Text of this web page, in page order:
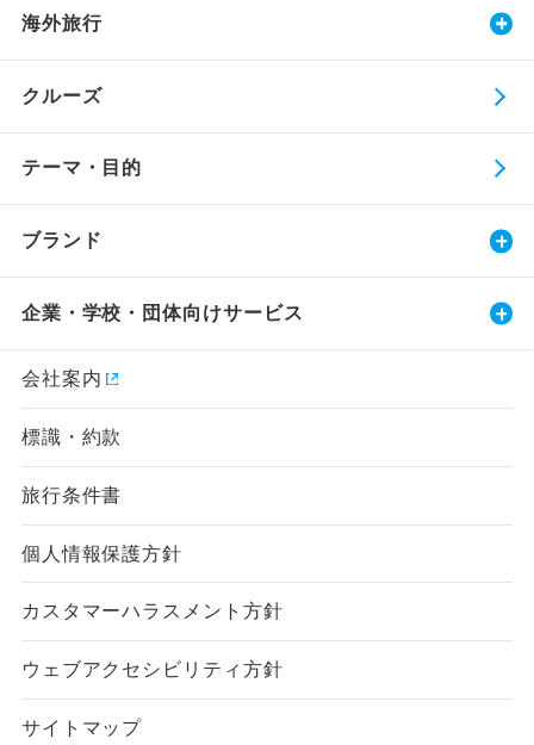
海外旅行
クルーズ
テーマ・目的
ブランド
企業・学校・団体向けサービス
会社案内
標識・約款
旅行条件書
個人情報保護方針
カスタマーハラスメント方針
ウェブアクセシビリティ方針
サイトマップ